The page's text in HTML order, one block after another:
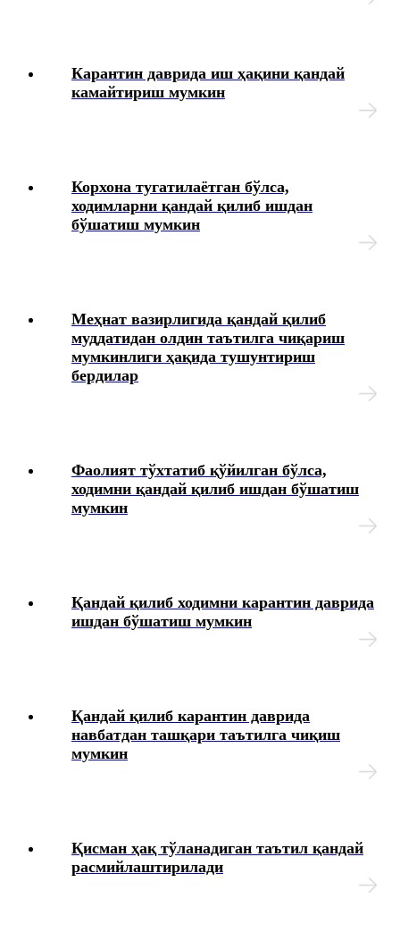
Карантин даврида иш ҳақини қандай
камайтириш мумкин
Корхона тугатилаётган бўлса,
ходимларни қандай қилиб ишдан
бўшатиш мумкин
Меҳнат вазирлигида қандай қилиб
муддатидан олдин таътилга чиқариш
мумкинлиги ҳақида тушунтириш
бердилар
Фаолият тўхтатиб қўйилган бўлса,
ходимни қандай қилиб ишдан бўшатиш
мумкин
Қандай қилиб ходимни карантин даврида
ишдан бўшатиш мумкин
Қандай қилиб карантин даврида
навбатдан ташқари таътилга чиқиш
мумкин
Қисман ҳақ тўланадиган таътил қандай
расмийлаштирилади